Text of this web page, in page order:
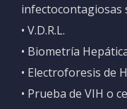
infectocontagiosas
• V.D.R.L.
• Biometría
• Electroforesis de
• Prueba de VIH o